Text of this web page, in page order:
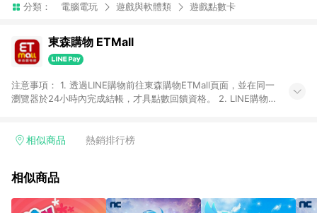
分類： 電腦電玩 遊戲與軟體類 遊戲點數卡
東森購物 ETMall
注意事項： 1. 透過LINE購物前往東森購物ETMall頁面，並在同一
瀏覽器於24小時內完成結帳，才具點數回饋資格。 2. LINE購物
單，皆不在點數回饋範圍內。 3. 如購買以下類別商品，將無法獲
球嚴選、商城、專案商品、「草莓網」全館商品。 4. 如取消訂
回饋。 5. 點數回饋會扣除所有折扣優惠後之最終發票金額計算，
相似商品 熱銷排行榜
相似商品